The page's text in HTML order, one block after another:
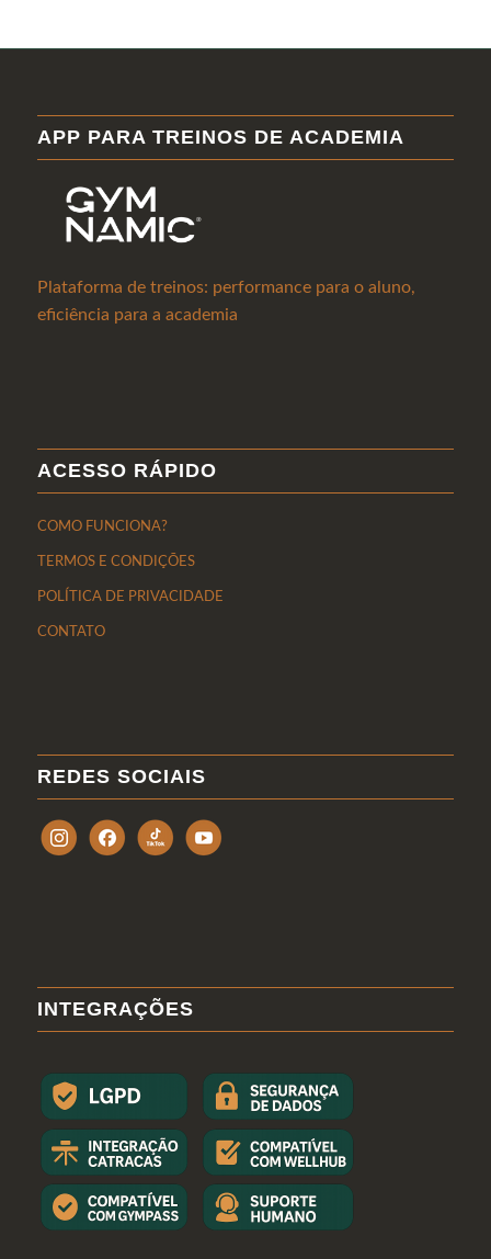
APP PARA TREINOS DE ACADEMIA
Plataforma de treinos: performance para o aluno,
eficiência para a academia
ACESSO RÁPIDO
COMO FUNCIONA?
TERMOS E CONDIÇÕES
POLÍTICA DE PRIVACIDADE
CONTATO
REDES SOCIAIS
INTEGRAÇÕES